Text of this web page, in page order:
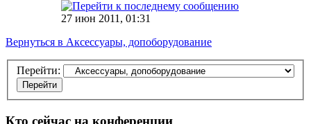
27 июн 2011, 01:31
Вернуться в Аксессуары, допоборудование
Перейти:
Кто сейчас на конференции